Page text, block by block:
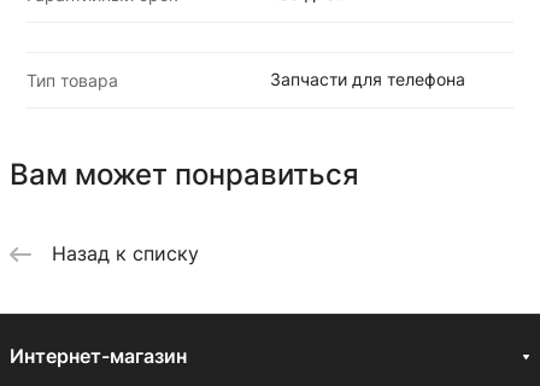
Тип товара Запчасти для телефона
Вам может понравиться
Назад к списку
Интернет-магазин